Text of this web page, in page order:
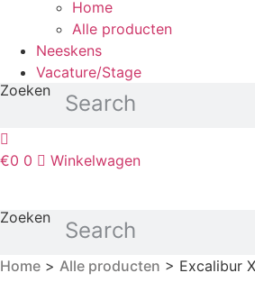
Home
Alle producten
Neeskens
Vacature/Stage
Zoeken
€0 0 Winkelwagen
Zoeken
Home > Alle producten > Excalibur